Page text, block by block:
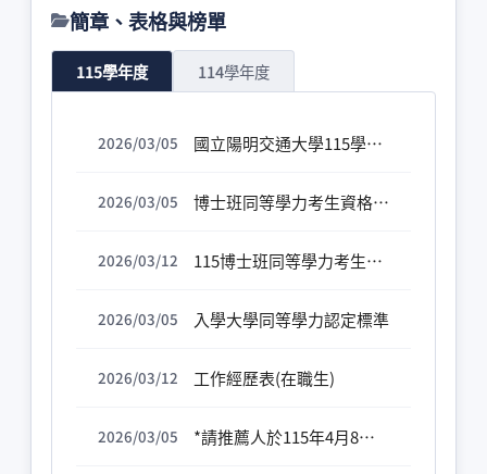
簡章、表格與榜單
115學年度 114學年度
2026/03/05 國立陽明交通大學115學年度博士班考試入學招生簡章
2026/03/05 博士班同等學力考生資格審查認定書 *請於115年4月7日前務必上傳完整資料[簡章總則第6頁]*
2026/03/12 115博士班同等學力考生資格審查認定書
2026/03/05 入學大學同等學力認定標準
2026/03/12 工作經歷表(在職生)
2026/03/05 *請推薦人於115年4月8日下午5點前，線上完成推薦函填寫，考生無須另外上傳或寄繳推薦函*